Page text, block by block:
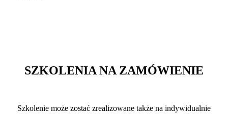
SZKOLENIA NA ZAMÓWIENIE
Szkolenie może zostać zrealizowane także na indywidualnie